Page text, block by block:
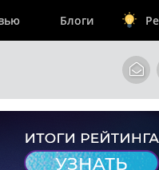
Блоги